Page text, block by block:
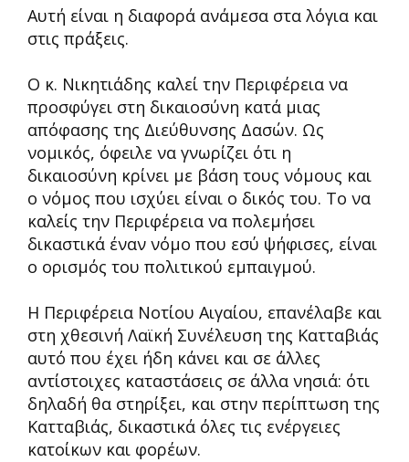
Αυτή είναι η διαφορά ανάμεσα στα λόγια και
στις πράξεις.
Ο κ. Νικητιάδης καλεί την Περιφέρεια να
προσφύγει στη δικαιοσύνη κατά μιας
απόφασης της Διεύθυνσης Δασών. Ως
νομικός, όφειλε να γνωρίζει ότι η
δικαιοσύνη κρίνει με βάση τους νόμους και
ο νόμος που ισχύει είναι ο δικός του. Το να
καλείς την Περιφέρεια να πολεμήσει
δικαστικά έναν νόμο που εσύ ψήφισες, είναι
ο ορισμός του πολιτικού εμπαιγμού.
Η Περιφέρεια Νοτίου Αιγαίου, επανέλαβε και
στη χθεσινή Λαϊκή Συνέλευση της Κατταβιάς
αυτό που έχει ήδη κάνει και σε άλλες
αντίστοιχες καταστάσεις σε άλλα νησιά: ότι
δηλαδή θα στηρίξει, και στην περίπτωση της
Κατταβιάς, δικαστικά όλες τις ενέργειες
κατοίκων και φορέων.